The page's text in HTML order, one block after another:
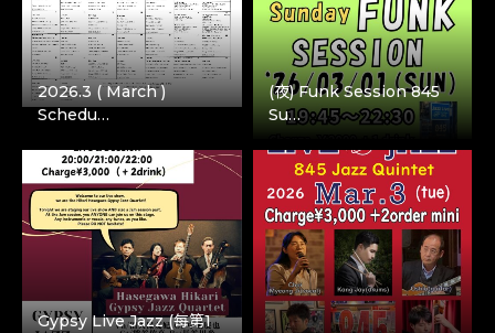
2026.3 ( March )
Schedu…
(夜) Funk Session 845
Su…
Gypsy Live Jazz (每第1